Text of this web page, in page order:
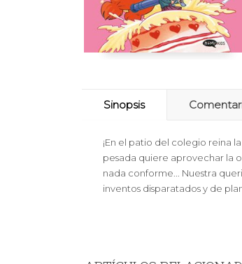
Sinopsis
¡En el patio del colegio reina
pesada quiere aprovechar la
nada conforme... Nuestra
inventos disparatados y de